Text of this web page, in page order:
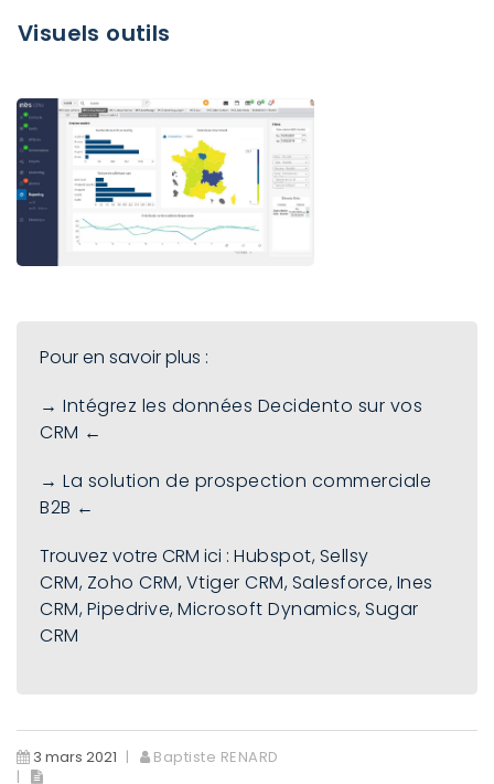
Visuels outils
Pour en savoir plus :
→ Intégrez les données Decidento sur vos
CRM ←
→ La solution de prospection commerciale
B2B ←
Trouvez votre CRM ici : Hubspot,Sellsy
CRM, Zoho CRM,Vtiger CRM,Salesforce,Ines
CRM,Pipedrive,Microsoft Dynamics,Sugar
CRM
3 mars 2021
Baptiste RENARD